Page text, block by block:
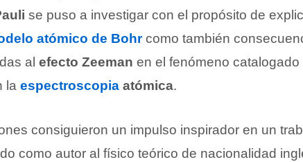
se puso a investigar con el propósito de
atómico de Bohrcomo también
al efecto Zeeman en el fenómeno catalogado
la espectroscopia atómica.
consiguieron un impulso inspirador en un
como autor al físico teórico de nacionalidad